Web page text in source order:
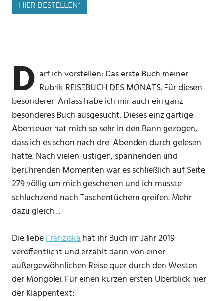
HIER BESTELLEN*
D arf ich vorstellen: Das erste Buch meiner
Rubrik REISEBUCH DES MONATS. Für diesen
besonderen Anlass habe ich mir auch ein ganz
besonderes Buch ausgesucht. Dieses einzigartige
Abenteuer hat mich so sehr in den Bann gezogen,
dass ich es schon nach drei Abenden durch gelesen
hatte. Nach vielen lustigen, spannenden und
berührenden Momenten war es schließlich auf Seite
279 völlig um mich geschehen und ich musste
schluchzend nach Taschentüchern greifen. Mehr
dazu gleich…
Die liebeFranziskahat ihr Buch im Jahr 2019
veröffentlicht und erzählt darin von einer
außergewöhnlichen Reise quer durch den Westen
der Mongolei. Für einen kurzen ersten Überblick hier
der Klappentext: